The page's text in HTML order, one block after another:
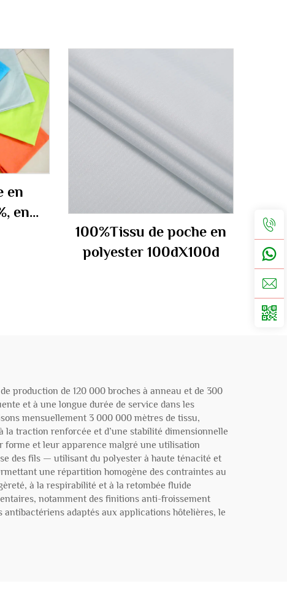
en
en
100%Tissu de poche en
polyester 100dX100d
production de 120 000 broches à anneau et de 300
et à une longue durée de service dans les
mensuellement 3 000 000 mètres de tissu,
la traction renforcée et d’une stabilité dimensionnelle
et leur apparence malgré une utilisation
des fils — utilisant du polyester à haute ténacité et
une répartition homogène des contraintes au
à la respirabilité et à la retombée fluide
notamment des finitions anti-froissement
adaptés aux applications hôtelières, le